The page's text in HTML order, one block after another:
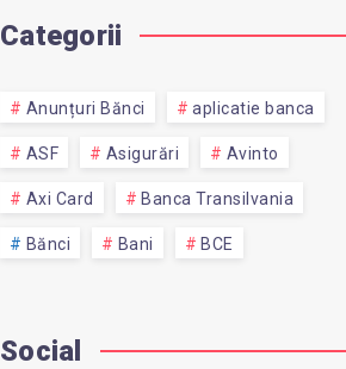
Categorii
Anunțuri Bănci aplicatie banca
ASF Asigurări Avinto
Axi Card Banca Transilvania
Bănci Bani BCE
Social